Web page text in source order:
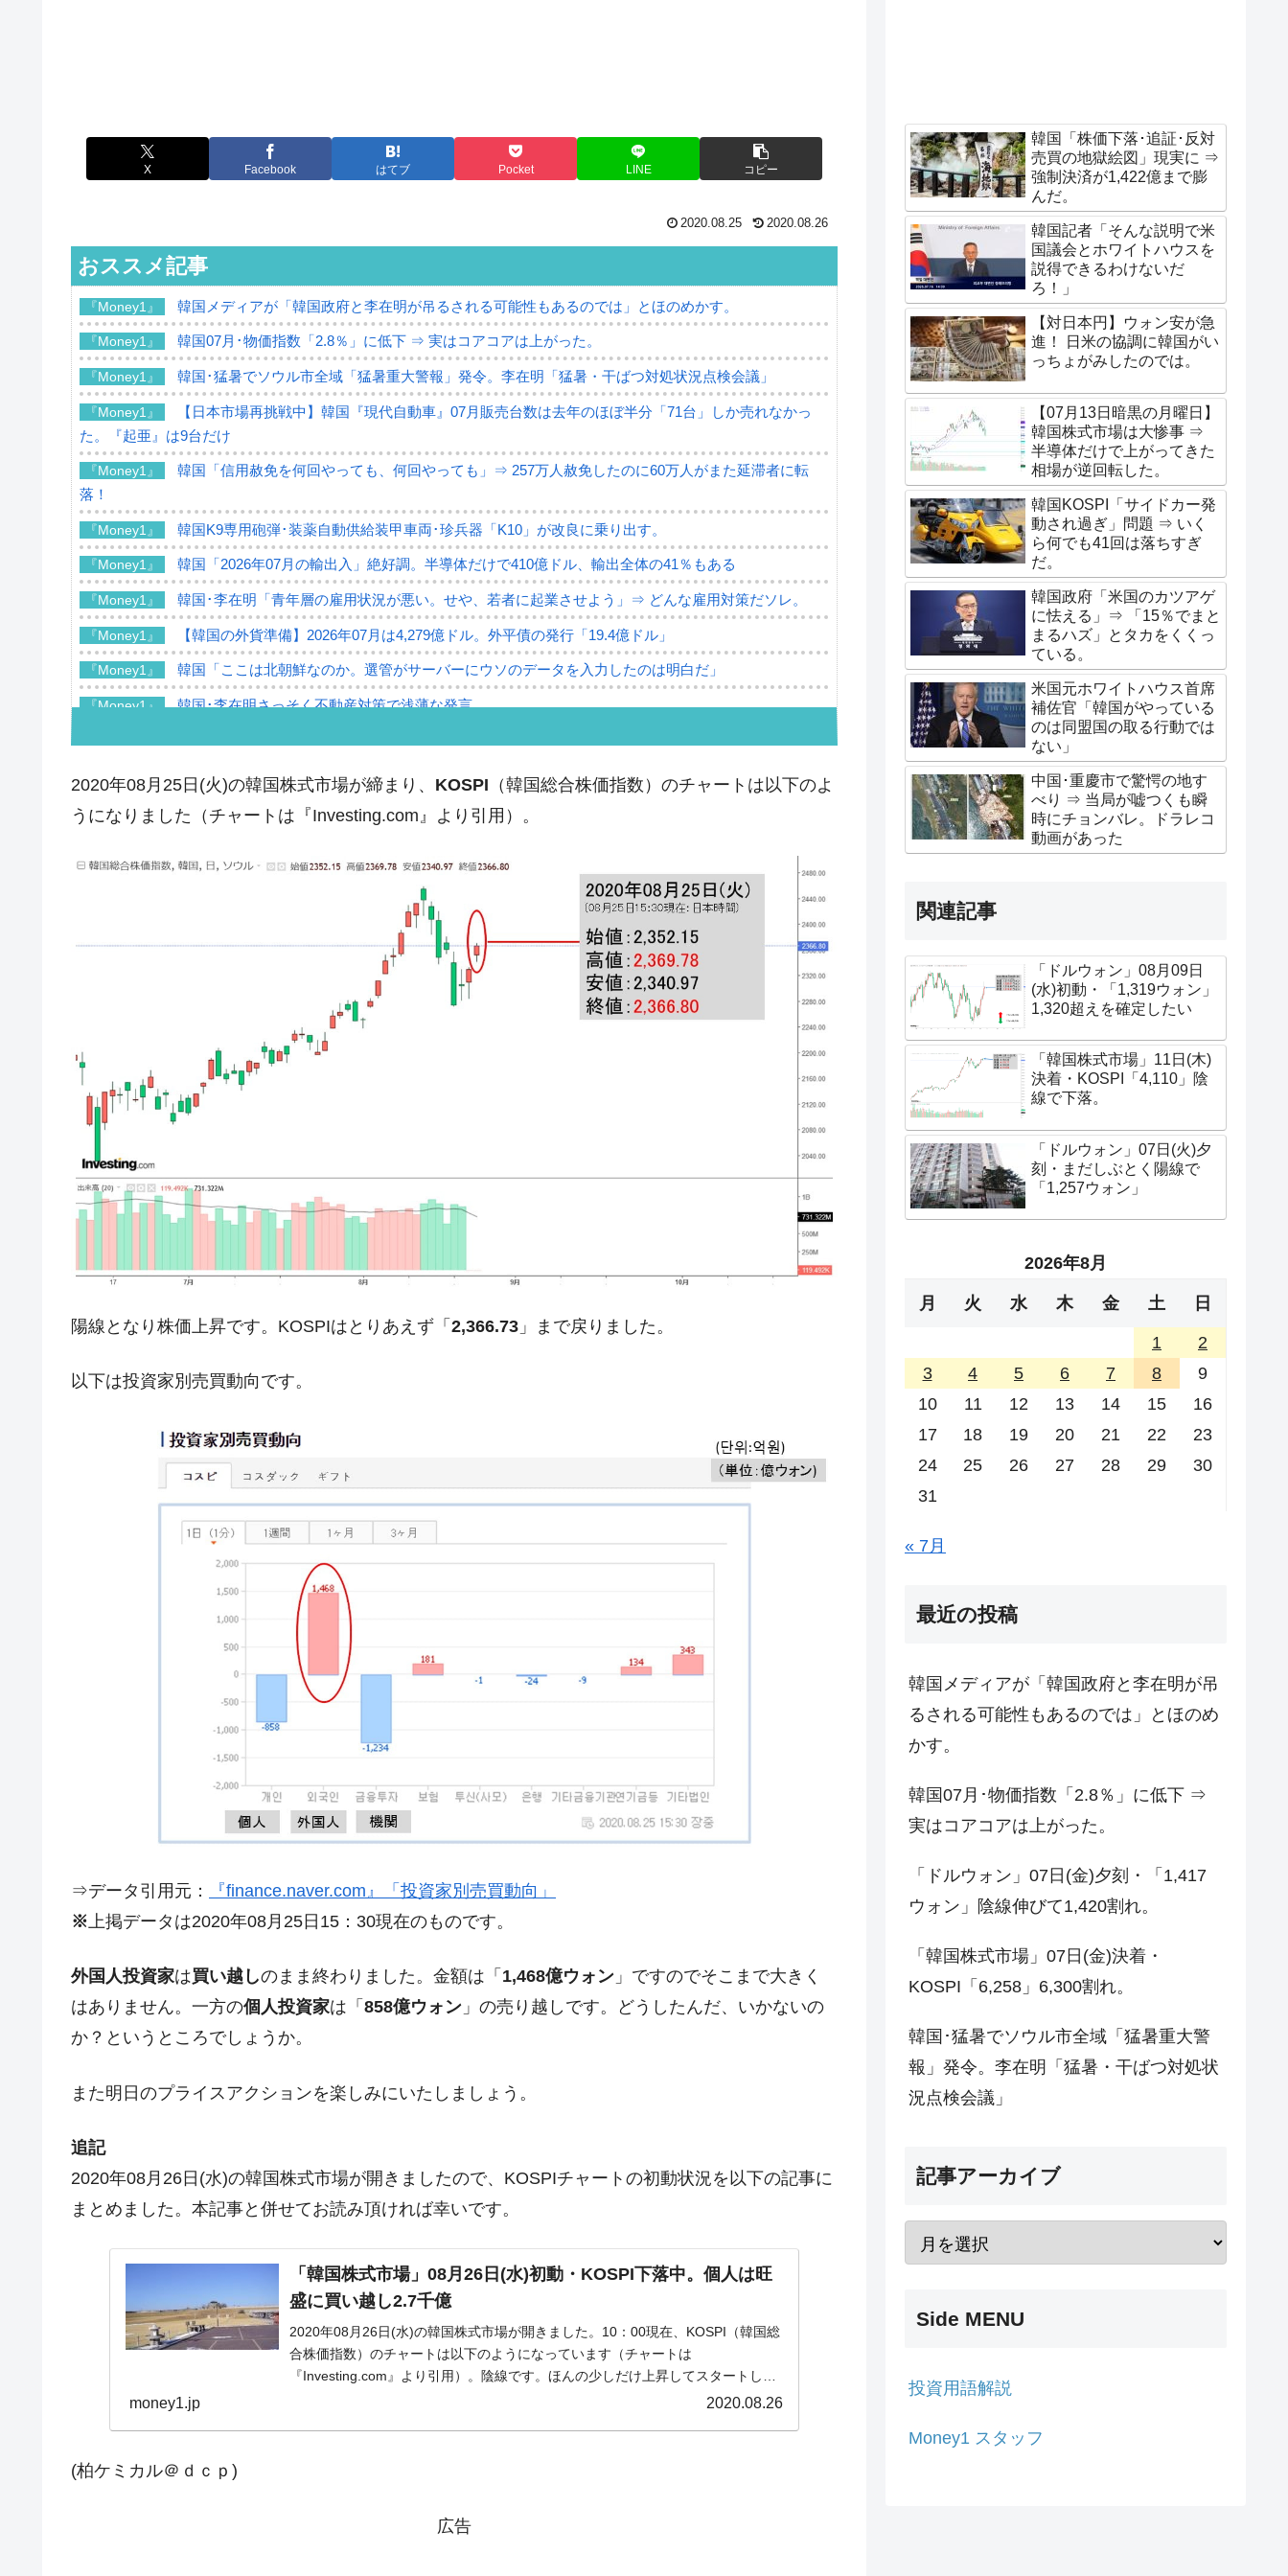
X Facebook はてブ Pocket LINE コピー
2020.08.25 2020.08.26
おススメ記事
『Money1』 韓国メディアが「韓国政府と李在明が吊るされる可能性もあるのでは」とほのめかす。
『Money1』 韓国07月･物価指数「2.8％」に低下 ⇒ 実はコアコアは上がった。
『Money1』 韓国･猛暑でソウル市全域「猛暑重大警報」発令。李在明「猛暑・干ばつ対処状況点検会議」
『Money1』
【日本市場再挑戦中】韓国『現代自動車』07月販売台数は去年のほぼ半分「71台」しか売れなかっ
た。『起亜』は9台だけ
『Money1』
韓国「信用赦免を何回やっても、何回やっても」⇒ 257万人赦免したのに60万人がまた延滞者に転
落！
『Money1』 韓国K9専用砲弾･装薬自動供給装甲車両･珍兵器「K10」が改良に乗り出す。
『Money1』 韓国「2026年07月の輸出入」絶好調。半導体だけで410億ドル、輸出全体の41％もある
『Money1』 韓国･李在明「青年層の雇用状況が悪い。せや、若者に起業させよう」⇒ どんな雇用対策だソレ。
『Money1』 【韓国の外貨準備】2026年07月は4,279億ドル。外平債の発行「19.4億ドル」
『Money1』 韓国「ここは北朝鮮なのか。選管がサーバーにウソのデータを入力したのは明白だ」
『Money1』 韓国･李在明さっそく不動産対策で浅薄な発言。
『Money1』 『韓国銀行』が「金の保有量を増やします」⇒「金を経由するドル入手」手段ではないのか？
『Money1』 韓国･外為取引量「1日当たり1,214.4億ドル」まで拡大 ⇒ 海外資金の動きに強く左右される状態
韓国大統領府ボンクラ政策室長が告発された ⇒ 国家が行った恐るべき株価操作であり、空前の国政
韓国･警察職員が「丸刈りになって抗議活動」
中国だけが鉄鋼輸出を異常増加させる ⇒ 中国の過剰生産が世界を蝕む。
韓国製造業「半導体絶好調」のウラで他業種は全般的「不調」⇒ PSIが示す現況は決して良くない。
【米韓激突案件】韓国消費者院が『クーパン』1人当たり賠償10万ウォンを認定 ⇒ 総額3兆7,000億
『Money1』 韓国で猛暑。南東部では干ばつ
『Money1』 韓国型イージス搭載の次世代駆逐艦「KDDX」1番艦、2032年竣工と公示
『Money1』
韓国政府『BYD』車への補助金を全廃 ⇒ 実は韓国で『BYD』車は売れている。6カ月で対前年同期比
1.9倍！
ドを掲げる「在韓反米勢力」
『Money1』 JPモルガン「韓国レバレッジETFの清算はほぼ終わった」
『Money1』 韓国『国民年金公団』株価暴落で200兆蒸発。
韓国「橋が落ちました」⇒ 耐久性「なさすぎ」では。
韓国鉄鋼最大手『POSCO』ズブズブ沈む。営業利益80.2％も減少
する差別。許してはおかぬ
韓国ボンクラ政策室長･金容範、株価暴落に他人事のような発言。
韓国半導体『SKハイニックス』2026年2Qの業績「史上最高益」当期純利益は前年同期比13.4倍に。
韓国･加徳島新国際空港「またも暗礁」の危機 ⇒ 10.7兆では損が出るからできない。
【速報】韓国株式市場の暴落・本日07月29日(水)もサイドカー・サーキットブレイカーの二段コンボ
日本の誇る海洋資源調査船『白嶺』は先進技術の塊！
今話題の「楽天ライオンズ」とは？
奇跡の毛色「白毛馬」とは？
Fact1 平成仮面ライダーの意外すぎるモチーフとは？
Fact1 日本人マスターズ挑戦の歴史。松山以前に最高位だった選手とは？
Fact1 甲子園通算本塁打、最多の清原に次いで多く打っている意外な選手とは？
セレクトセールの高額取引馬が稼いだ金額とは？
2020年08月25日(火)の韓国株式市場が締まり、 KOSPI （韓国総合株価指数）のチャートは以下のよ
うになりました（チャートは『Investing.com』より引用）。
陽線となり株価上昇です。KOSPIはとりあえず「 2,366.73 」まで戻りました。
以下は投資家別売買動向です。
⇒データ引用元：
『finance.naver.com』「投資家別売買動向」
※上掲データは2020年08月25日15：30現在のものです。
外国人投資家は買い越しのまま終わりました。金額は「 1,468億ウォン 」ですのでそこまで大きく
はありません。一方の個人投資家は「 858億ウォン 」の売り越しです。どうしたんだ、いかないの
か？というところでしょうか。
また明日のプライスアクションを楽しみにいたしましょう。
追記
2020年08月26日(水)の韓国株式市場が開きましたので、KOSPIチャートの初動状況を以下の記事に
まとめました。本記事と併せてお読み頂ければ幸いです。
「韓国株式市場」08月26日(水)初動・KOSPI下落中。個人は旺
盛に買い越し2.7千億
2020年08月26日(水)の韓国株式市場が開きました。10：00現在、KOSPI（韓国総
合株価指数）のチャートは以下のようになっています（チャートは
『Investing.com』より引用）。陰線です。ほんの少しだけ上昇してスタートした
money1.jp 2020.08.26
(柏ケミカル＠ｄｃｐ)
広告
韓国「株価下落･追証･反対
売買の地獄絵図」現実に ⇒
強制決済が1,422億まで膨
んだ。
韓国記者「そんな説明で米
国議会とホワイトハウスを
説得できるわけないだ
ろ！」
【対日本円】ウォン安が急
進！ 日米の協調に韓国がい
っちょがみしたのでは。
【07月13日暗黒の月曜日】
韓国株式市場は大惨事 ⇒
半導体だけで上がってきた
相場が逆回転した。
韓国KOSPI「サイドカー発
動され過ぎ」問題 ⇒ いく
ら何でも41回は落ちすぎ
だ。
韓国政府「米国のカツアゲ
に怯える」⇒ 「15％でまと
まるハズ」とタカをくくっ
ている。
米国元ホワイトハウス首席
補佐官「韓国がやっている
のは同盟国の取る行動では
ない」
中国･重慶市で驚愕の地す
べり ⇒ 当局が嘘つくも瞬
時にチョンバレ。ドラレコ
動画があった
関連記事
「ドルウォン」08月09日
(水)初動・「1,319ウォン」
1,320超えを確定したい
「韓国株式市場」11日(木)
決着・KOSPI「4,110」陰
線で下落。
「ドルウォン」07日(火)夕
刻・まだしぶとく陽線で
「1,257ウォン」
2026年8月
月 火 水 木 金 土 日
1
2
3
4 5 6 7 8
9
10
11 12 13 14 15
16
17
18 19 20 21 22
23
24
25 26 27 28 29
30
31
« 7月
最近の投稿
韓国メディアが「韓国政府と李在明が吊
るされる可能性もあるのでは」とほのめ
かす。
韓国07月･物価指数「2.8％」に低下 ⇒
実はコアコアは上がった。
「ドルウォン」07日(金)夕刻・「1,417
ウォン」陰線伸びて1,420割れ。
「韓国株式市場」07日(金)決着・
KOSPI「6,258」6,300割れ。
韓国･猛暑でソウル市全域「猛暑重大警
報」発令。李在明「猛暑・干ばつ対処状
況点検会議」
記事アーカイブ
Side MENU
投資用語解説
Money1 スタッフ